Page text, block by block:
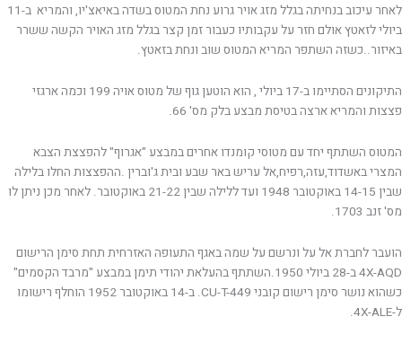
לאחר עיכוב בנחיתה בגלל מזג אויר גרוע נחת המטוס בשדה באיאצ'יו, והמריא ב-11
ביולי לזאטץ אולם חזר על עקבותיו כעבור זמן קצר בגלל מזג האויר הקשה ששרר
באיזור..כשזה השתפר המריא המטוס שוב ונחת בזאטץ.
התיקונים הסתיימו ב-17 ביולי , הוא הוטען גוף של מטוס אויה 199 וכמה ארגזי
פצצות והמריא ארצה בטיסת מבצע בלק מס' 66.
המטוס השתתף יחד עם מטוסי קומנדו אחרים במבצע "אגרוף" להפצצת הצבא
המצרי באשדוד,עזה,רפיח,אל עריש באר שבע ובית ג'וברין .ההפצצות החלו בלילה
שבין 14-15 באוקטובר 1948 ועד ללילה שבין 21-22 באוקטובר. לאחר מכן ניתן לו
מס' זנב 1703.
הועבר לחברת אל על ונרשם על שמה באגף התעופה האזרחית תחת סימן הרישום
4X-AQD ב-28 ביולי 1950.השתתף בהעלאת יהודי תימן במבצע "מרבד הקסמים"
כשהוא נושר סימן רישום קובני CU-T-449. ב-14 באוקטובר 1952 הוחלף רישומו
ל-4X-ALE.